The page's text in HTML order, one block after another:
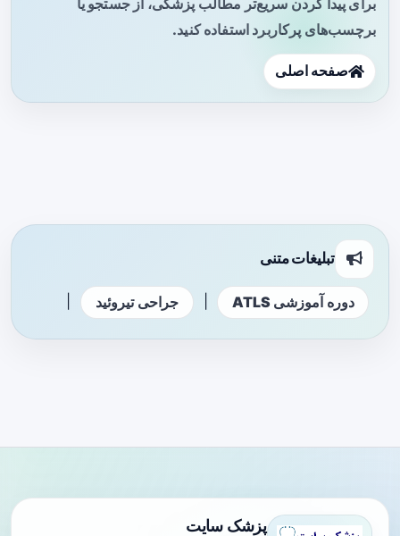
برچسب‌های پرکاربرد استفاده کنید.
صفحه اصلی
تبلیغات متنی
دوره آموزشی ATLS جراحی تیروئید
پزشک سایت